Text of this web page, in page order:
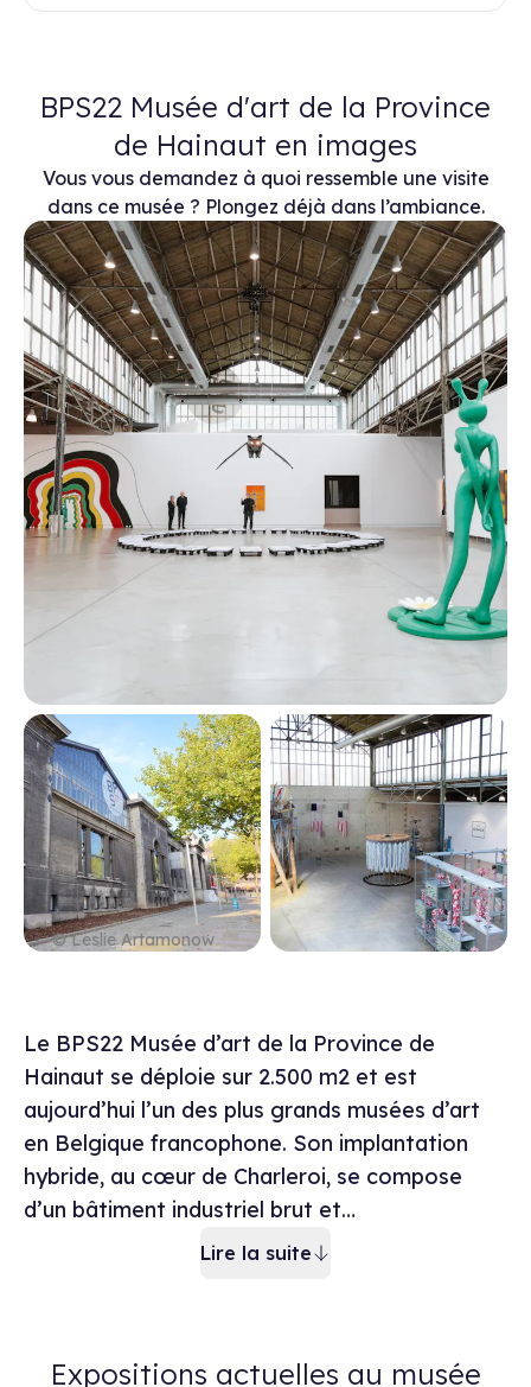
BPS22 Musée d'art de la Province
de Hainaut en images
Vous vous demandez à quoi ressemble une visite
dans ce musée ? Plongez déjà dans l’ambiance.
© Leslie Artamonow
Description du
Le BPS22 Musée d’art de la Province de
Hainaut se déploie sur 2.500 m2 et est
aujourd’hui l’un des plus grands musées d’art
en Belgique francophone. Son implantation
hybride, au cœur de Charleroi, se compose
d’un bâtiment industriel brut et…
Lire la suite
Expositions actuelles au musée